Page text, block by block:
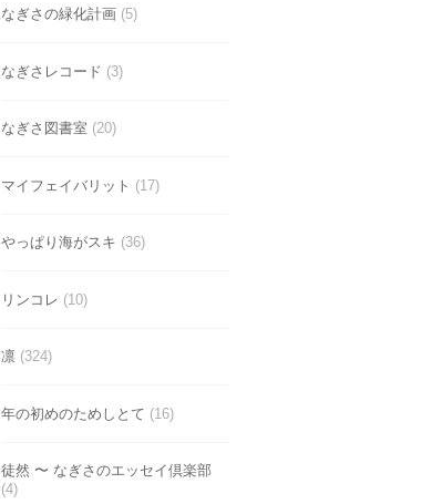
なぎさの緑化計画(5)
なぎさレコード (3)
なぎさ図書室 (20)
マイフェイバリット (17)
やっぱり海がスキ (36)
リンコレ (10)
凛(324)
年の初めのためしとて (16)
徒然 〜 なぎさのエッセイ倶楽部
(4)